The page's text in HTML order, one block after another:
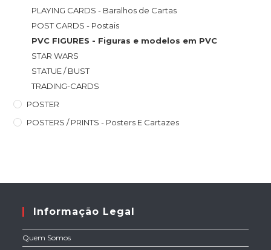
PLAYING CARDS - Baralhos de Cartas
POST CARDS - Postais
PVC FIGURES - Figuras e modelos em PVC
STAR WARS
STATUE / BUST
TRADING-CARDS
POSTER
POSTERS / PRINTS - Posters E Cartazes
Informação Legal
Quem Somos